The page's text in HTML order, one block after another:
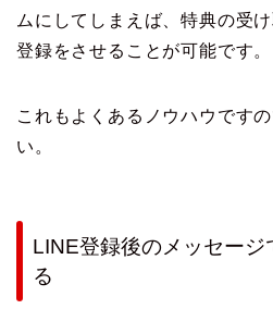
ムにしてしまえば、特典の受
登録をさせることが可能です。
これもよくあるノウハウです
い。
LINE登録後のメッセー
る